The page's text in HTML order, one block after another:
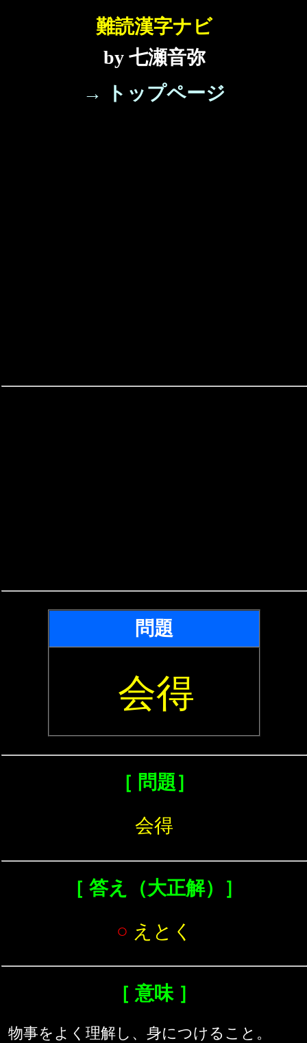
難読漢字ナビ
by 七瀬音弥
→ トップページ
問題
会得
［ 問題］
会得
［ 答え（大正解）］
○ えとく
［ 意味 ］
物事をよく理解し、身につけること。